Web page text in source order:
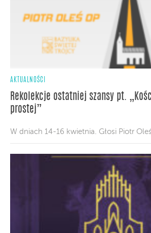
AKTUALNOŚCI
Rekolekcje ostatniej szansy pt.
prostej”
W dniach 14-16 kwietnia. Głosi Piotr